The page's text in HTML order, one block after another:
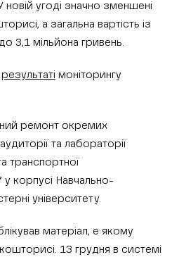
угоді значно зменшені
а загальна вартість із
3,1 мільйона гривень.
результаті моніторингу
ремонт окремих
та лабораторії
транспортної
корпусі Навчально-
університету.
матеріал, e якому
13 грудня в системі